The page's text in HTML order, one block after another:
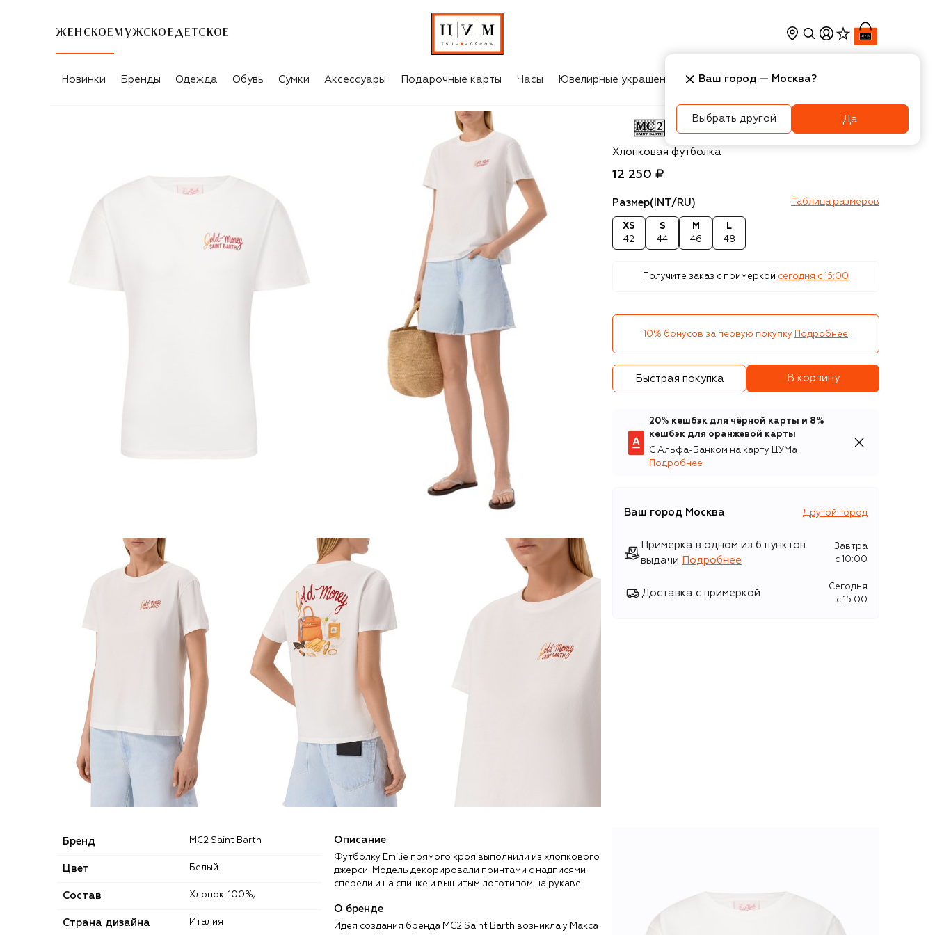
ЖЕНСКОЕ МУЖСКОЕ ДЕТСКОЕ
Новинки Бренды Одежда Обувь Сумки Аксессуары Подарочные карты Часы Ювелирные украшения Косметика Интерьер
MC2 Saint Barth
Хлопковая футболка
12 250 ₽
Размер(INT/RU) Таблица размеров
XS
42
S
44
M
46
L
48
Получите заказ с примеркой сегодня c 15:00
10% бонусов за первую покупку Подробнее
Быстрая покупка В корзину
20% кешбэк для чёрной карты и 8%
кешбэк для оранжевой карты
С Альфа-Банком на карту ЦУМа
Подробнее
Ваш город Москва Другой город
Примерка в одном из 6 пунктов
выдачи
Подробнее
Завтра
c 10:00
Доставка с примеркой
Сегодня
c 15:00
Бренд MC2 Saint Barth
Цвет Белый
Состав Хлопок: 100%;
Страна дизайна Италия
Описание
Футболку Emilie прямого кроя выполнили из хлопкового
джерси. Модель декорировали принтами с надписями
спереди и на спинке и вышитым логотипом на рукаве.
О бренде
Идея создания бренда MC2 Saint Barth возникла у Макса
Ваш город — Москва?
Выбрать другой Да